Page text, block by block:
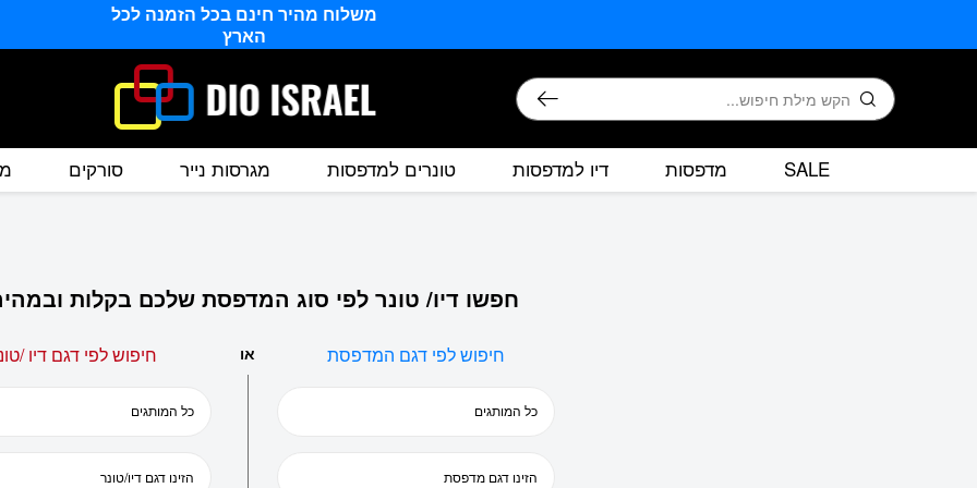
משלוח מהיר חינם בכל הזמנה לכל
הארץ
חיפוש
SALE מדפסות דיו למדפסות טונרים למדפסות מגרסות נייר סורקים
חפשו דיו/ טונר לפי סוג המדפסת שלכם בקלות
חיפוש לפי דגם המדפסת או חיפוש לפי דגם דיו /